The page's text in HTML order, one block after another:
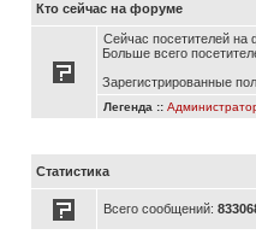
Кто сейчас на форуме
Сейчас посетителей на
Больше всего
Зарегистрированные
Легенда ::
Статистика
Всего сообщений: